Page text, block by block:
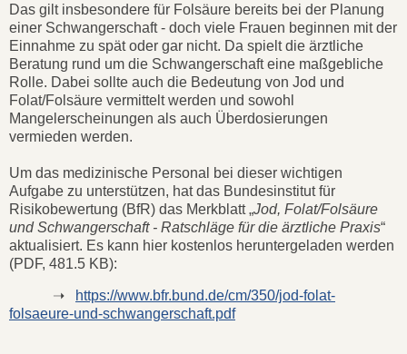
Das gilt insbesondere für Folsäure bereits bei der Planung
einer Schwangerschaft - doch viele Frauen beginnen mit der
Einnahme zu spät oder gar nicht. Da spielt die ärztliche
Beratung rund um die Schwangerschaft eine maßgebliche
Rolle. Dabei sollte auch die Bedeutung von Jod und
Folat/Folsäure vermittelt werden und sowohl
Mangelerscheinungen als auch Überdosierungen
vermieden werden.
Um das medizinische Personal bei dieser wichtigen
Aufgabe zu unterstützen, hat das Bundesinstitut für
Risikobewertung (BfR) das Merkblatt „Jod, Folat/Folsäure
und Schwangerschaft - Ratschläge für die ärztliche Praxis“
aktualisiert. Es kann hier kostenlos heruntergeladen werden
(PDF, 481.5 KB):
➝
https://www.bfr.bund.de/cm/350/jod-folat-
folsaeure-und-schwangerschaft.pdf